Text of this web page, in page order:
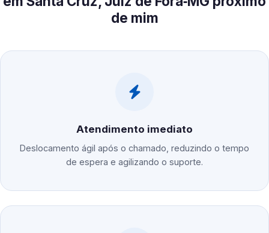
de mim
Atendimento imediato
Deslocamento ágil após o chamado, reduzindo o tempo
de espera e agilizando o suporte.